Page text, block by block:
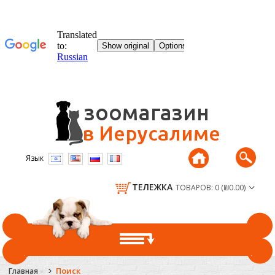
Язык
ТЕЛЕЖКА ТОВАРОВ: 0 (₪0.00)
ГЛАВНАЯ
Главная» Поиск